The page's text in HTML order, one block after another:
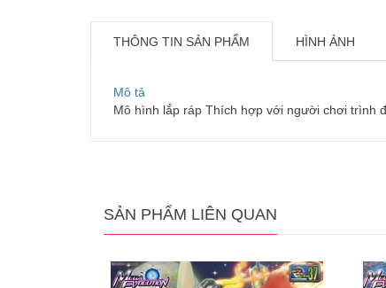
THÔNG TIN SẢN PHẨM HÌNH ẢNH
Mô tả
Mô hình lắp ráp Thích hợp với người chơi trình
SẢN PHẨM LIÊN QUAN